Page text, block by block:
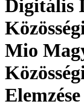
Digitális
Mio
Elemzése